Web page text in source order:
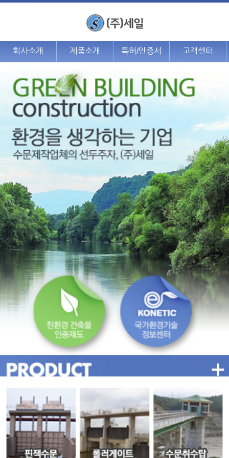
회사소개 제품소개 특허/인증서 고객센터